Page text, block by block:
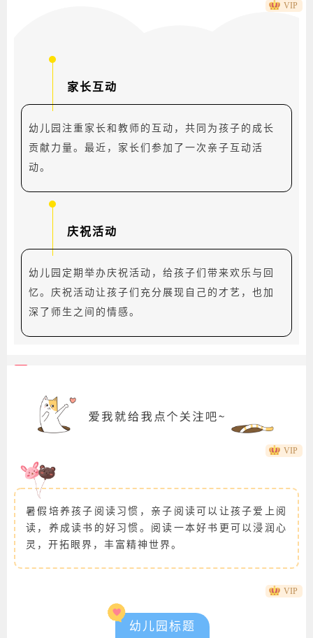
家长互动
幼儿园注重家长和教师的互动，共同为孩子的成长
贡献力量。最近，家长们参加了一次亲子互动活
动。
庆祝活动
幼儿园定期举办庆祝活动，给孩子们带来欢乐与回
忆。庆祝活动让孩子们充分展现自己的才艺，也加
深了师生之间的情感。
VIP
商 动态卡通猫咪引导关注
暑假培养孩子阅读习惯，亲子阅读可以让孩子爱上阅
读，养成读书的好习惯。阅读一本好书更可以浸润心
灵，开拓眼界，丰富精神世界。
动态气球卡通兔子小熊边框正文
VIP
幼儿园标题
VIP